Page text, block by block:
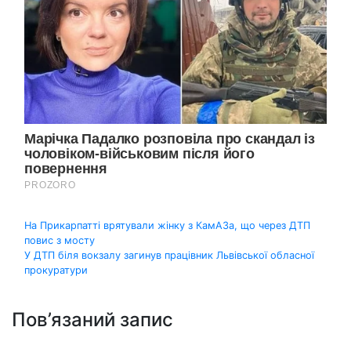
Навігація
записів
На Прикарпатті врятували жінку з КамАЗа, що через ДТП
повис з мосту
У ДТП біля вокзалу загинув працівник Львівської обласної
прокуратури
Пов’язаний запис